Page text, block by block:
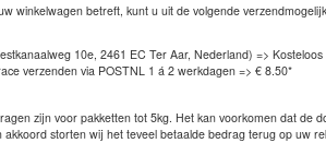
winkelwagen betreft, kunt u uit de volgende
10e, 2461 EC Ter Aar, Nederland) => Kosteloos
verzenden via POSTNL 1 á 2 werkdagen => € 8.50*
zijn voor pakketten tot 5kg. Het kan voorkomen dat de
storten wij het teveel betaalde bedrag terug op uw